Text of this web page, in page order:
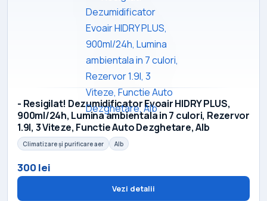
- Resigilat! Dezumidificator Evoair HIDRY PLUS,
900ml/24h, Lumina ambientala in 7 culori, Rezervor
1.9l, 3 Viteze, Functie Auto Dezghetare, Alb
Climatizare și purificare aer Alb
300 lei
Vezi detalii